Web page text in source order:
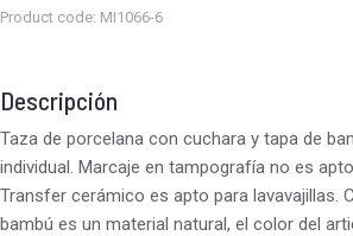
Product code: MI1066-6
Descripción
Taza de porcelana con cuchara y tapa de
individual. Marcaje en tampografía no es
Transfer cerámico es apto para lavavajillas.
bambú es un material natural, el color del